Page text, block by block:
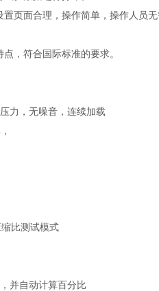
页面合理，操作简单，操作人员
，符合国际标准的要求。
力，无噪音，连续加载
比测试模式
并自动计算百分比